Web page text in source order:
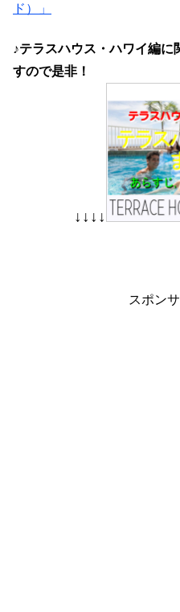
ド）」
♪テラスハウス・ハワイ編に
すので是非！
↓↓↓↓
スポン